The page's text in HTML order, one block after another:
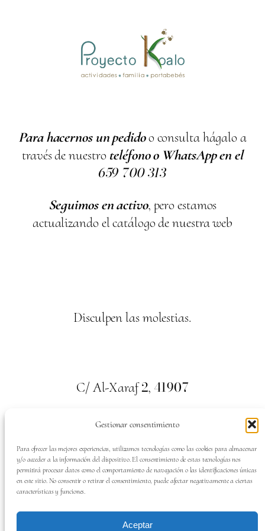
Gestionar consentimiento
Para ofrecer las mejores experiencias, utilizamos tecnologías como las cookies para almacenar
y/o acceder a la información del dispositivo. El consentimiento de estas tecnologías nos
permitirá procesar datos como el comportamiento de navegación o las identificaciones únicas
en este sitio. No consentir o retirar el consentimiento, puede afectar negativamente a ciertas
características y funciones.
Aceptar
Para hacernos un pedidoo consulta hágalo a
través de nuestro teléfono o WhatsApp en el
659 700313
Seguimos en activo, pero estamos
actualizando el catálogo de nuestra web
Disculpen las molestias.
C/ Al-Xaraf2, 41907
Valencina de la Concepción. Sevilla
Tel:659700313
SÍGUENOS EN: